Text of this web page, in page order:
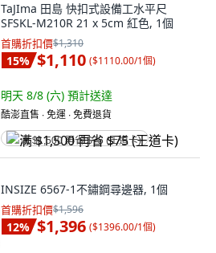
TaJIma 田島 快扣式設備工水平尺
SFSKL-M210R 21 x 5cm 紅色, 1個
首購折扣價$1,310
15% $1,110 ($1110.00/1個)
明天 8/8 (六) 預計送達
酷澎直售 ∙ 免運 ∙ 免費退貨
满 $1,500 再省 $75 (王道卡)
INSIZE 6567-1不鏽鋼尋邊器, 1個
首購折扣價$1,596
12% $1,396 ($1396.00/1個)